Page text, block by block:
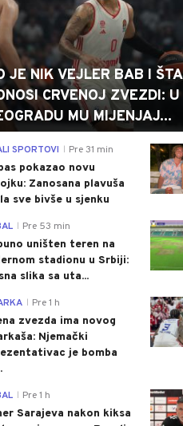
JE NIK VEJLER BAB I ŠTA
CRVENOJ ZVEZDI: U
MU MIJENJAJ...
SPORTOVI Pre 31 min
pokazao novu
Zanosana plavuša
sve bivše u sjenku
Pre 53 min
uništen teren na
stadionu u Srbiji:
slika sa uta...
Pre 1 h
zvezda ima novog
Njemački
je bomba
Pre 1 h
Sarajeva nakon kiksa